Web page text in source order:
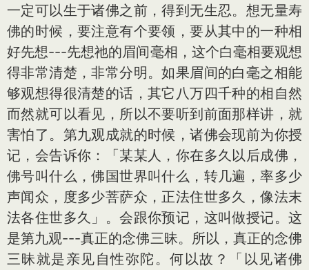
一定可以生于诸佛之前，得到无生忍。想无量寿
佛的时候，要注意有个要领，要从其中的一种相
好先想---先想祂的眉间毫相，这个白毫相要观想
得非常清楚，非常分明。如果眉间的白毫之相能
够观想得很清楚的话，其它八万四千种的相自然
而然就可以看见，所以不要听到前面那样讲，就
害怕了。第九观成就的时候，诸佛会现前为你授
记，会告诉你：「某某人，你在多久以后成佛，
佛号叫什么，佛国世界叫什么，转几遍，率多少
声闻众，度多少菩萨众，正法住世多久，像法末
法各住世多久」。会跟你预记，这叫做授记。这
是第九观---真正的念佛三昧。所以，真正的念佛
三昧就是亲见自性弥陀。何以故？「以见诸佛